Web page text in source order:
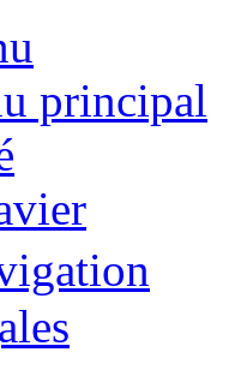
principal